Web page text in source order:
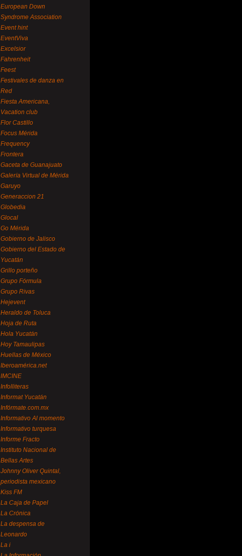
European Down
Syndrome Association
Event hint
EventViva
Excelsior
Fahrenheit
Feest
Festivales de danza en
Red
Fiesta Americana,
Vacation club
Flor Castillo
Focus Mérida
Frequency
Frontera
Gaceta de Guanajuato
Galería Virtual de Mérida
Garuyo
Generaccion 21
Globedia
Glocal
Go Mérida
Gobierno de Jalisco
Gobierno del Estado de
Yucatán
Grillo porteño
Grupo Fórmula
Grupo Rivas
Hejevent
Heraldo de Toluca
Hoja de Ruta
Hola Yucatán
Hoy Tamaulipas
Huellas de México
Iberoamérica.net
IMCINE
Infolliteras
Informat Yucatán
Infórmate.com.mx
Informativo Al momento
Informativo turquesa
Informe Fracto
Instituto Nacional de
Bellas Artes
Johnny Oliver Quintal,
periodista mexicano
Kiss FM
La Caja de Papel
La Crónica
La despensa de
Leonardo
La i